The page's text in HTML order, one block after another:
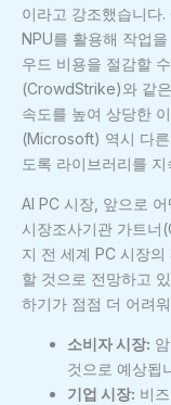
이라고 강조했습니
NPU를 활용해 작업
우드 비용을 절감할
(CrowdStrike)와 같
속도를 높여 상당한
(Microsoft) 역시 다
도록 라이브러리를
AI PC 시장, 앞으로
시장조사기관 가트너
지 전 세계 PC 시장
할 것으로 전망하고
하기가 점점 더 어려
소비자 시장:
것으로 예상됩
기업 시장: 비